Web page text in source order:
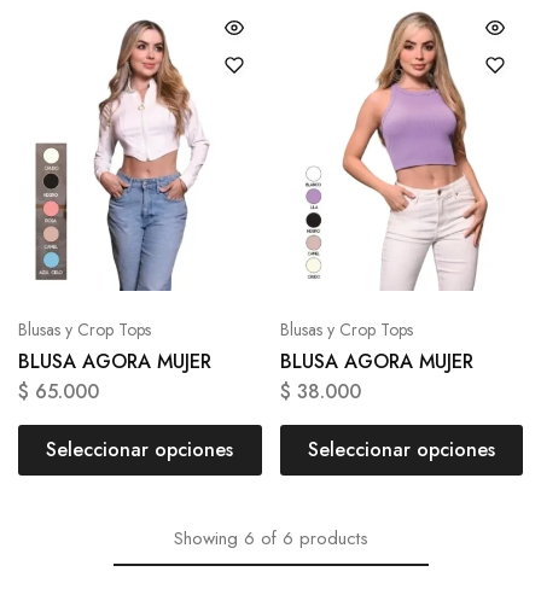
Blusas y Crop Tops
BLUSA AGORA MUJER
$ 65.000
Seleccionar opciones
Blusas y Crop Tops
BLUSA AGORA MUJER
$ 38.000
Seleccionar opciones
Showing 6 of 6 products